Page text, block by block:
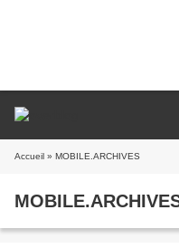
Accueil » MOBILE.ARCHIVES